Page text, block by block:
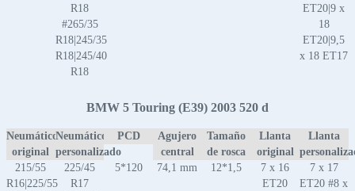
R18
#265/35
R18|245/35
R18|245/40
R18
ET20|9 x
18
ET20|9,5
x 18 ET17
BMW 5 Touring (E39) 2003 520 d
Neumático
original
Neumático
personalizado
PCD
Agujero
central
Tamaño
de rosca
Llanta
original
Llanta
215/55
R16|225/55
225/45
R17
5*120 74,1 mm 12*1,5
7 x 16
ET20
7 x 17
ET20 #8 x